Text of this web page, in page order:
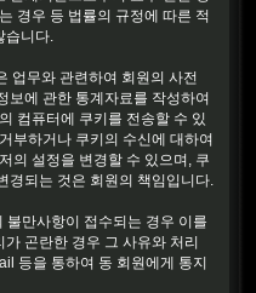
경우 등 법률의 규정에 따른 적
습니다.
업무와 관련하여 회원의 사전
보에 관한 통계자료를 작성하여
컴퓨터에 쿠키를 전송할 수 있
부하거나 쿠키의 수신에 대하여
의 설정을 변경할 수 있으며, 쿠
경되는 것은 회원의 책임입니다.
만사항이 접수되는 경우 이를
곤란한 경우 그 사유와 처리
등을 통하여 동 회원에게 통지